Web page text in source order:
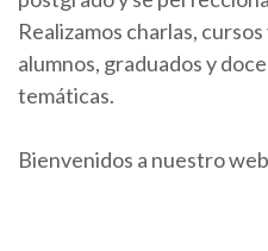
Realizamos charlas,
alumnos, graduados y
temáticas.
Bienvenidos a nuestro